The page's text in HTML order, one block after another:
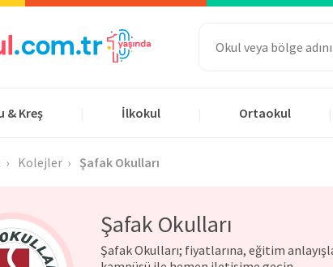
& Kreş İlkokul Ortaokul
Kolejler Şafak Okulları
Şafak Okulları
Şafak Okulları; fiyatlarına, eğitim